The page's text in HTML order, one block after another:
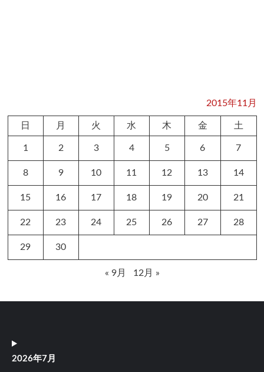
2015年11月
日 月 火 水 木 金 土
1 2 3 4 5 6 7
8 9 10 11 12 13 14
15 16 17 18 19 20 21
22 23 24 25 26 27 28
29 30
« 9月 12月 »
2026年7月